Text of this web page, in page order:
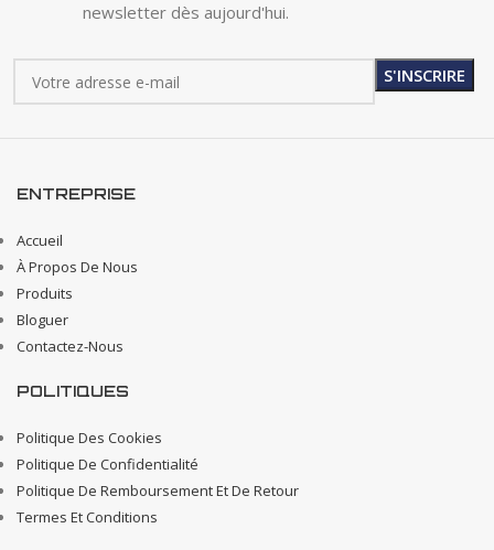
newsletter dès aujourd'hui.
ENTREPRISE
Accueil
À Propos De Nous
Produits
Bloguer
Contactez-Nous
POLITIQUES
Politique Des Cookies
Politique De Confidentialité
Politique De Remboursement Et De Retour
Termes Et Conditions